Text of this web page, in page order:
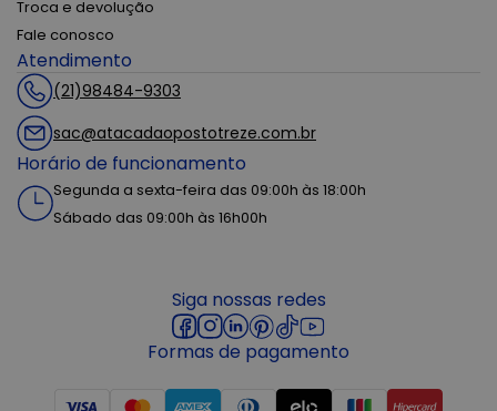
Troca e devolução
Fale conosco
Atendimento
(21)98484-9303
sac@atacadaopostotreze.com.br
Horário de funcionamento
Segunda a sexta-feira das 09:00h às 18:00h
Sábado das 09:00h às 16h00h
Siga nossas redes
Formas de pagamento